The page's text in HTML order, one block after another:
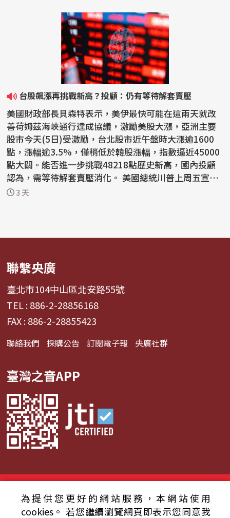
台股飆漲再挑戰新高？投顧：仍有等待解套賣壓
美國財政部長貝森特表示，美伊最快可能在這兩天就改
善荷姆茲海峽通行達成協議，激勵美股大漲，亞洲主要
股市今天(5日)受激勵，台北股市近午盤時大漲逾1600
點，漲幅逾3.5%，僅稍低於韓股漲幅，指數逼近45000
點大關。能否進一步挑戰48218點歷史新高，國內投顧
認為，需等待解套賣壓消化。 美國總統川普上周五宣稱
要恢復攻...
3 天
聯繫央廣
臺北市104中山區北安路55號
TEL : 886-2-28856168
FAX : 886-2-28855423
聯絡我們 採購公告 訂閱電子報 央廣社群
臺灣之音APP
© 2024財團法人中央廣播電臺 版權所有
資通安全政策聲明
服務條款 隱私權條款
為提供您更好的網站服務，本網站使用
cookies。 若您繼續瀏覽網頁即表示您同意我